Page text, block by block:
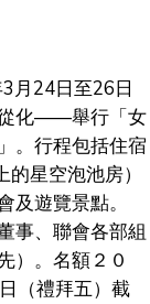
24日至26日
從化——舉行「女
。行程包括住宿
的星空泡池房）
遊覽景點。
事、聯會各部組
）。名額２０
（禮拜五）截